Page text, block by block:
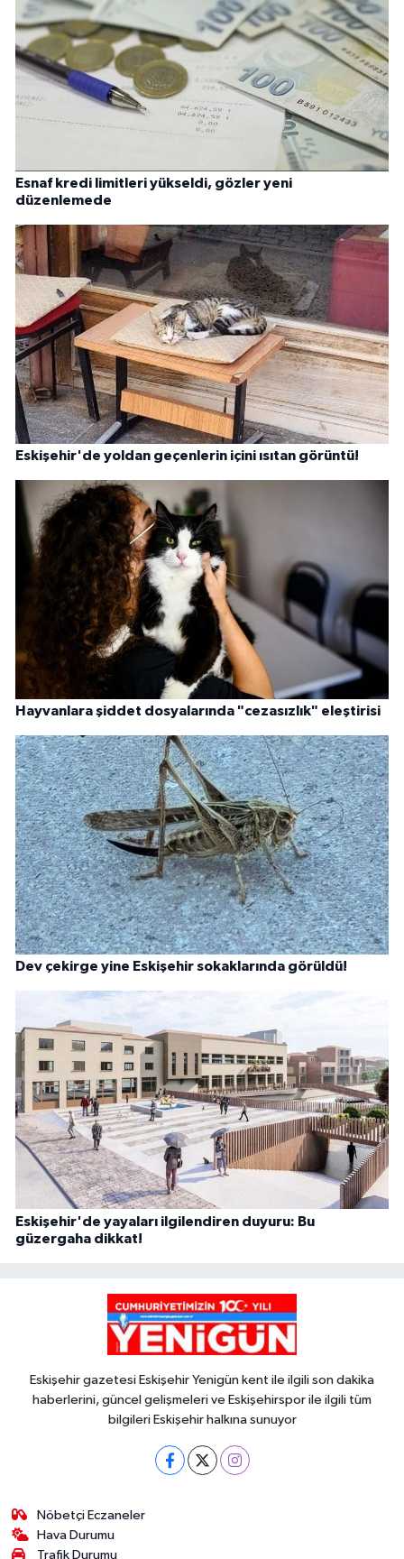
Esnaf kredi limitleri yükseldi, gözler yeni
düzenlemede
Eskişehir'de yoldan geçenlerin içini ısıtan görüntü!
Hayvanlara şiddet dosyalarında "cezasızlık" eleştirisi
Dev çekirge yine Eskişehir sokaklarında görüldü!
Eskişehir'de yayaları ilgilendiren duyuru: Bu
güzergaha dikkat!
Eskişehir gazetesi Eskişehir Yenigün kent ile ilgili son dakika
haberlerini, güncel gelişmeleri ve Eskişehirspor ile ilgili tüm
bilgileri Eskişehir halkına sunuyor
Nöbetçi Eczaneler
Hava Durumu
Trafik Durumu